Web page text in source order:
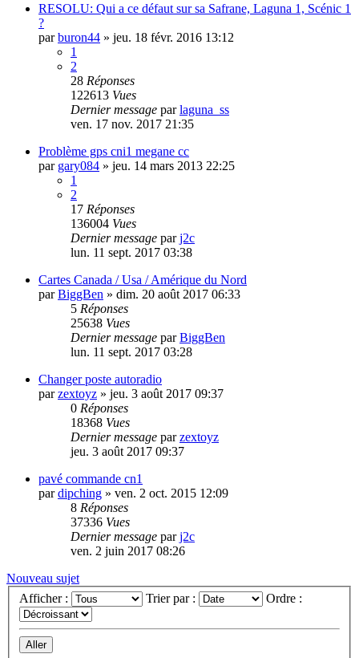
RESOLU: Qui a ce défaut sur sa Safrane, Laguna 1, Scénic 1
?
parburon44 » jeu. 18 févr. 2016 13:12
1
2
28 Réponses
122613 Vues
Dernier message parlaguna_ss
ven. 17 nov. 2017 21:35
Problème gps cni1 megane cc
par gary084 » jeu. 14 mars 2013 22:25
1
2
17 Réponses
136004 Vues
Dernier message parj2c
lun. 11 sept. 2017 03:38
Cartes Canada / Usa / Amérique du Nord
parBiggBen » dim. 20 août 2017 06:33
5 Réponses
25638 Vues
Dernier message parBiggBen
lun. 11 sept. 2017 03:28
Changer poste autoradio
parzextoyz » jeu. 3 août 2017 09:37
0 Réponses
18368 Vues
Dernier message parzextoyz
jeu. 3 août 2017 09:37
pavé commande cn1
pardipching » ven. 2 oct. 2015 12:09
8 Réponses
37336 Vues
Dernier message parj2c
ven. 2 juin 2017 08:26
Nouveau sujet
Afficher :
Trier par : Ordre :